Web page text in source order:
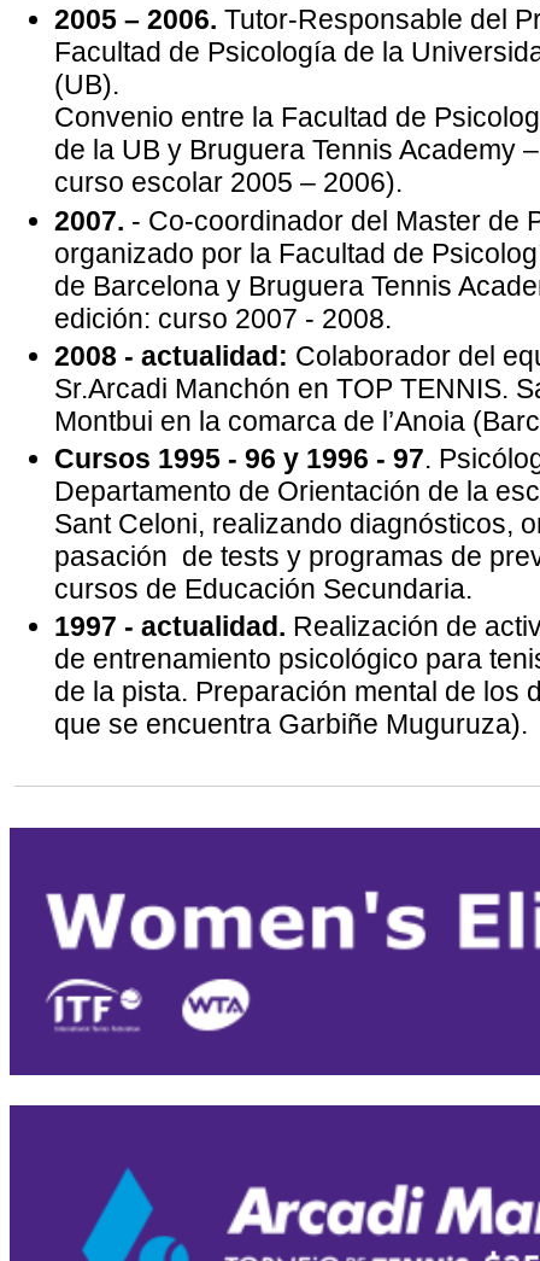
2005 – 2006. Tutor-Responsable del
Facultad de Psicología de la
(UB).
Convenio entre la Facultad de
de la UB y Bruguera Tennis Academy
curso escolar 2005 – 2006).
2007. - Co-coordinador del Master de
organizado por la Facultad de
de Barcelona y Bruguera Tennis
edición: curso 2007 - 2008.
2008 - actualidad: Colaborador del
Sr.Arcadi Manchón en TOP TENNIS.
Montbui en la comarca de l’Anoia
Cursos 1995 - 96 y 1996 - 97.
Departamento de Orientación de la
Sant Celoni, realizando diagnósticos,
pasación de tests y programas de
cursos de Educación Secundaria.
1997 - actualidad. Realización de
de entrenamiento psicológico para
de la pista. Preparación mental de los
que se encuentra Garbiñe Muguruza).